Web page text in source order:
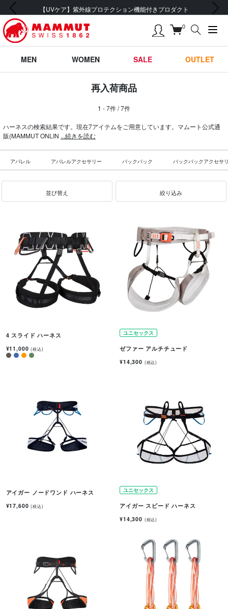
【UVケア】紫外線プロテクション機能付きプロダクト
前の画像 次の画像
0
MEN WOMEN SALE OUTLET
再入荷商品
1 - 7件 / 7件
ハーネスの検索結果です。現在7アイテムをご用意しています。マムート公式通
販(MAMMUT ONLIN ...続きを読む
アパレル アパレルアクセサリー バックパック バックパックアクセサ
並び替え 絞り込み
4 スライド ハーネス
¥11,000(税込)
ユニセックス
ゼファー アルチチュード
¥14,300 (税込)
アイガー ノードワンド ハーネス
¥17,600(税込)
ユニセックス
アイガー スピード ハーネス
¥14,300 (税込)